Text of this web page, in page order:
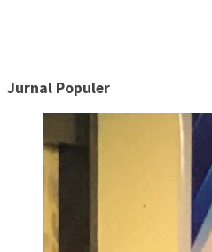
Jurnal Populer